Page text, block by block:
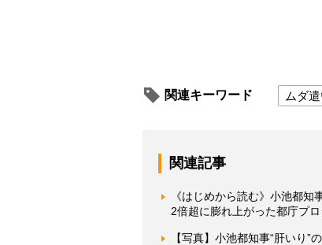
関連キーワード ムダ
関連記事
《はじめから読む》小池都
2倍超に膨れ上がった都庁プ
【写真】小池都知事“肝いり